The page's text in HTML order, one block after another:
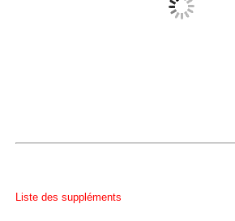
Liste des suppléments